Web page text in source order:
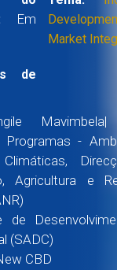
Em
Market
de
Mavimbela|
Programas -
Agricultura e
de
(SADC)
CBD